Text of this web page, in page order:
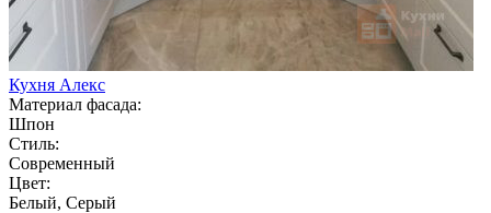
Кухня Алекс
Материал фасада:
Шпон
Стиль:
Современный
Цвет:
Белый, Серый